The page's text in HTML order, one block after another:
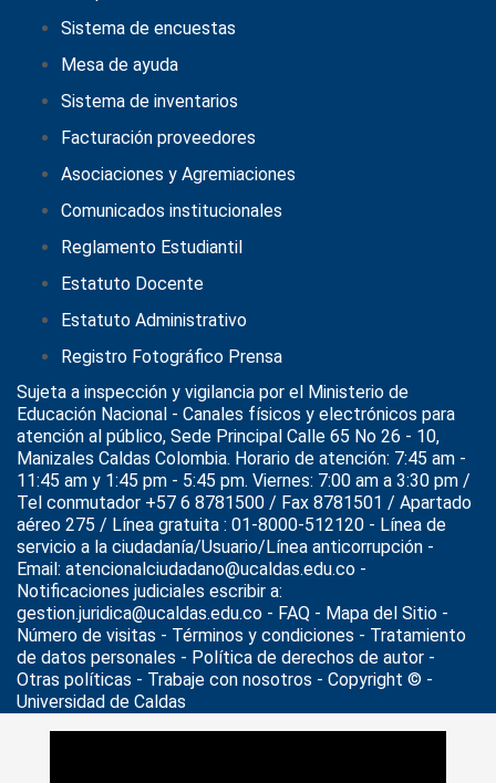
Noticias>Actualidad>Profesores de U. de Caldas, en
Sistema de encuestas
Mesa de ayuda
Sistema de inventarios
Facturación proveedores
Asociaciones y Agremiaciones
Comunicados institucionales
Reglamento Estudiantil
Estatuto Docente
Estatuto Administrativo
Registro Fotográfico Prensa
Sujeta a inspección y vigilancia por el Ministerio de
Educación Nacional - Canales físicos y electrónicos para
atención al público, Sede Principal Calle 65 No 26 - 10,
Manizales Caldas Colombia. Horario de atención: 7:45 am -
11:45 am y 1:45 pm - 5:45 pm. Viernes: 7:00 am a 3:30 pm /
Tel conmutador +57 6 8781500 / Fax 8781501 / Apartado
aéreo 275 / Línea gratuita : 01-8000-512120 - Línea de
servicio a la ciudadanía/Usuario/Línea anticorrupción -
Email: atencionalciudadano@ucaldas.edu.co -
Notificaciones judiciales escribir a:
gestion.juridica@ucaldas.edu.co - FAQ - Mapa del Sitio -
Número de visitas - Términos y condiciones - Tratamiento
de datos personales - Política de derechos de autor -
Otras políticas - Trabaje con nosotros - Copyright © -
Universidad de Caldas